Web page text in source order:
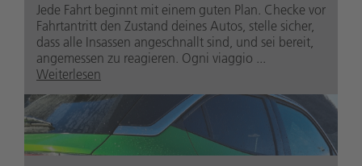
1 Jahr zuvor
1 Jahr zuvor
Jede Fahrt beginnt mit einem guten Plan. Checke vor
Fahrtantritt den Zustand deines Autos, stelle sicher,
dass alle Insassen angeschnallt sind, und sei bereit,
angemessen zu reagieren. Ogni viaggio ...
Weiterlesen